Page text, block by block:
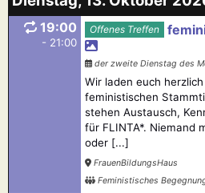
19:00
- 21:00
Offenes Treffen
der zweite Dienstag des
Wir laden euch
feministischen
stehen Austausch,
für FLINTA*. Niemand
oder [...]
FrauenBildungsHaus
Feministisches